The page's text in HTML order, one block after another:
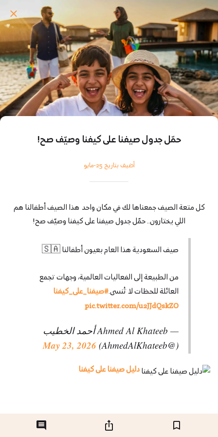
حمّل جدول صيفنا على كيفنا وصيّف صح!
أضيف بتاريخ 25-مايو
كل متعة الصيف جمعناها لك في مكان واحد هذا الصيف أطفالنا هم
اللي يختارون.. حمّل جدول صيفنا على كيفنا وصيّف صح!
صيف السعودية هذا العام بعيون أطفالنا 🇸🇦
من الطبيعة إلى الفعاليات العالمية، وجهات تجمع
العائلة للحظات لا تُنسى.#صيفنا_على_كيفنا
pic.twitter.com/u2JJdQskZO
— Ahmed Al Khateeb أحمد الخطيب
(@AhmedAlKhateeb)
May 23, 2026
دليل صيفنا على كيفنا